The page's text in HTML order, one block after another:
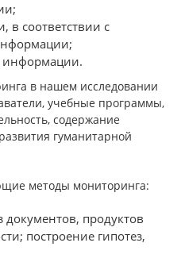
в соответствии с
информации.
в нашем исследовании
учебные программы,
содержание
гуманитарной
методы мониторинга:
документов, продуктов
построение гипотез,